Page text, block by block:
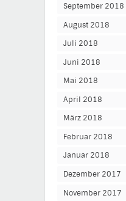
September 2018
August 2018
Juli 2018
Juni 2018
Mai 2018
April 2018
März 2018
Februar 2018
Januar 2018
Dezember 2017
November 2017